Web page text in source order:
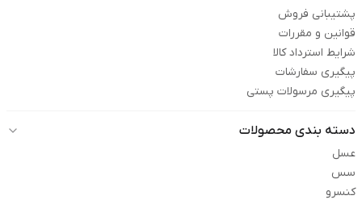
پشتیبانی فروش
قوانین و مقررات
شرایط استرداد کالا
پیگیری سفارشات
پیگیری مرسولات پستی
دسته بندی محصولات
عسل
سس
کنسرو